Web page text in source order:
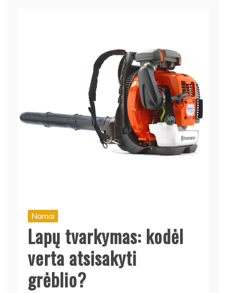
Namai
Lapų tvarkymas: kodėl
verta atsisakyti
grėblio?